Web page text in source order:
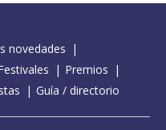
novedades
Premios
Guía / directorio